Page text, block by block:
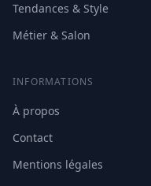
Tendances & Style
Métier & Salon
INFORMATIONS
À propos
Contact
Mentions légales